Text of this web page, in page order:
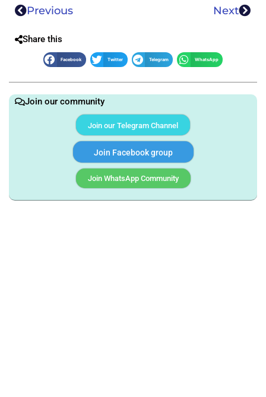
Previous Next
Share this
Facebook Twitter Telegram WhatsApp
Join our community
Join our Telegram Channel
Join Facebook group
Join WhatsApp Community